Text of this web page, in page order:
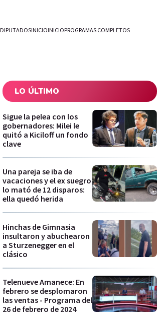
DIPUTADOSINICIOINICIOPROGRAMAS COMPLETOS
LO ÚLTIMO
Sigue la pelea con los
gobernadores: Milei le
quitó a Kiciloff un fondo
clave
Una pareja se iba de
vacaciones y el ex suegro
lo mató de 12 disparos:
ella quedó herida
Hinchas de Gimnasia
insultaron y abuchearon
a Sturzenegger en el
clásico
Telenueve Amanece: En
febrero se desplomaron
las ventas - Programa del
26 de febrero de 2024